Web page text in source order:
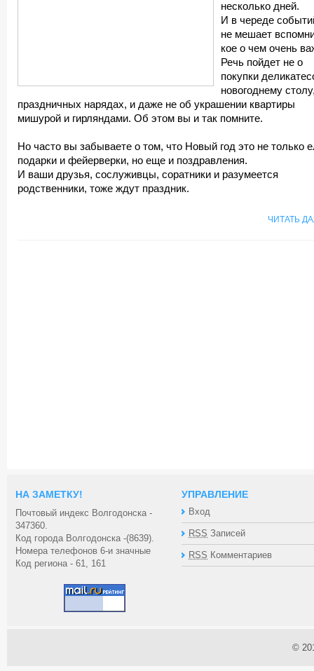
несколько дней.
И в череде
не мешает
кое о чем очень
Речь пойдет не о
покупки
новогоднему
праздничных нарядах, и даже не об украшении квартиры
мишурой и гирляндами. Об этом вы и так помните.
Но часто вы забываете о том, что Новый год это не только
подарки и фейерверки, но еще и поздравления.
И ваши друзья, сослуживцы, соратники и разумеется
родственники, тоже ждут праздник.
ЧИТАТЬ
НА ЗАМЕТКУ!
Почтовый индекс Волгодонска -
347360.
Код города Волгодонска -(8639).
Номера телефонов 6-и значные
Код региона - 61, 161
УПРАВЛЕНИЕ
Вход
RSS Записей
RSS Комментариев
©